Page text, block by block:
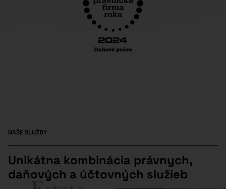
NAŠE SLUŽBY​
Unikátna kombinácia právnych,
daňových a účtovných služieb​